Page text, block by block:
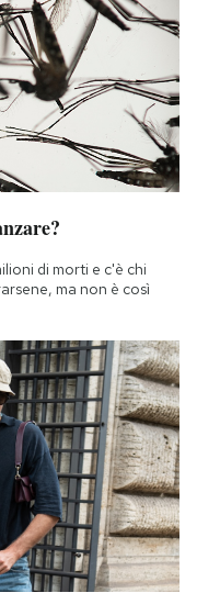
di morti e c'è chi
ma non è così